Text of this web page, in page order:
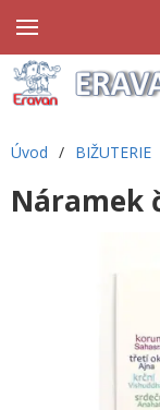
Úvod / BIŽUTERIE
Náramek